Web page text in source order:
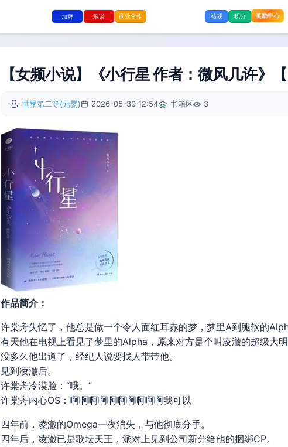
加群 承诺 商业合作 站规 积分 奖励中心
【女频小说】《小行星 作者：微风几许》
世界第二等(元婴) 2026-05-30 12:54 书籍区 3
作品简介：
许棠舟失忆了，他总是做一个令人面红耳赤的梦，梦里A到腿软的
有天他在电视上看见了梦里的Alpha，原来对方是个叫凌澈的超级大明
没多久他出道了，经纪人说要找人带带他。
见到凌澈后。
许棠舟冷漠脸：“哦。”
许棠舟内心OS：啊啊啊啊啊啊啊啊啊啊我可以
四年前，凌澈的Omega一夜消失，与他彻底分手。
四年后，凌澈已是歌坛天王，派对上见到公司新分给他的捆绑CP。